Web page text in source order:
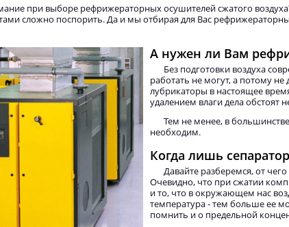
при выборе рефрижераторных осушителей сжатого
сложно поспорить. Да и мы отбирая для Вас
А нужен ли Вам
Без подготовки воздуха
работать не могут, а потому
лубрикаторы в настоящее
удалением влаги дела обстоят
Тем не менее, в
необходим.
Когда лишь
Давайте разберемся, от
Очевидно, что при сжатии
и то, что в окружающем нас
температура - тем больше ее
помнить и о предельной